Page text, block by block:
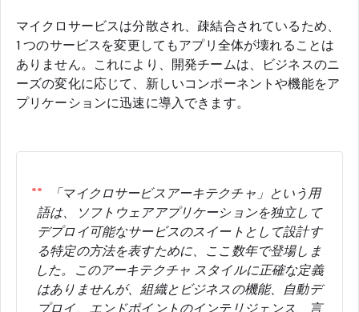
マイクロサービスは分散され、疎結合されているため、
1 つのサービスを変更してもアプリ全体が壊れることは
ありません。これにより、開発チームは、ビジネスのニ
ーズの変化に応じて、新しいコンポーネントや機能をア
プリケーションに迅速に導入できます。
「マイクロサービスアーキテクチャ」という用
語は、ソフトウェアアプリケーションを独立して
デプロイ可能なサービスのスイートとして設計す
る特定の方法を表すために、ここ数年で登場しま
した。このアーキテクチャ スタイルに正確な定義
はありませんが、組織とビジネスの機能、自動デ
プロイ、エンドポイントのインテリジェンス、言